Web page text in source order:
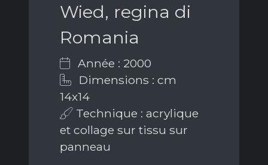
Wied, regina di
Romania
Année : 2000
Dimensions : cm
14x14
Technique : acrylique
et collage sur tissu sur
panneau